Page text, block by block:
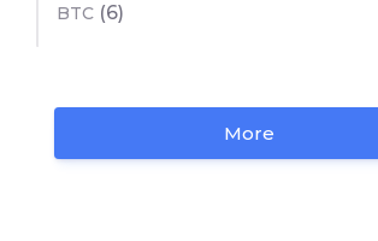
BTC (6)
More